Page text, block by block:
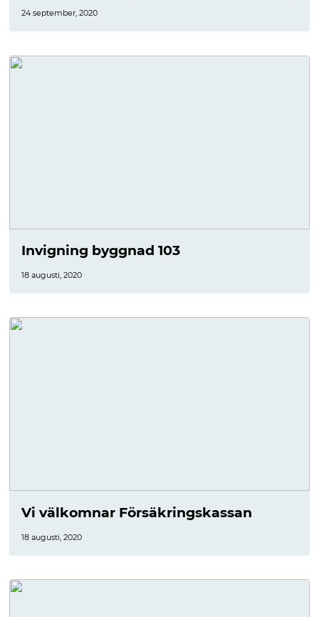
24 september, 2020
Invigning byggnad 103
18 augusti, 2020
Vi välkomnar Försäkringskassan
18 augusti, 2020